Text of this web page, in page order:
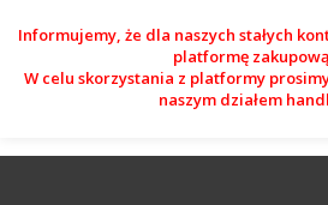
Informujemy, że dla naszych stałych
platformę
W celu skorzystania z platformy
naszym działem